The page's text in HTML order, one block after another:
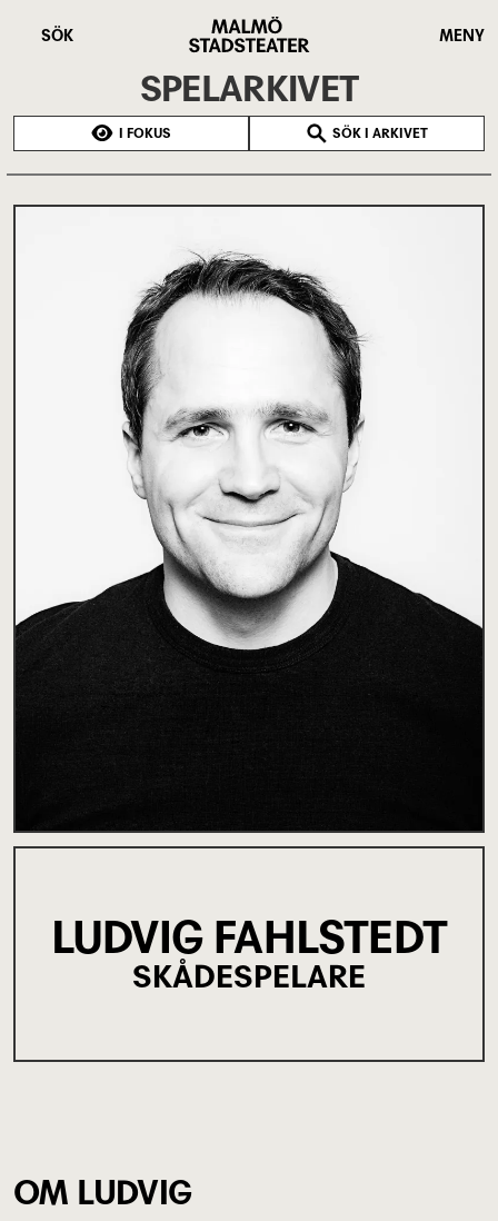
SÖK
Stadsteater
MENY
SPELARKIVET
I FOKUS SÖK I ARKIVET
LUDVIG FAHLSTEDT
SKÅDESPELARE
OM LUDVIG